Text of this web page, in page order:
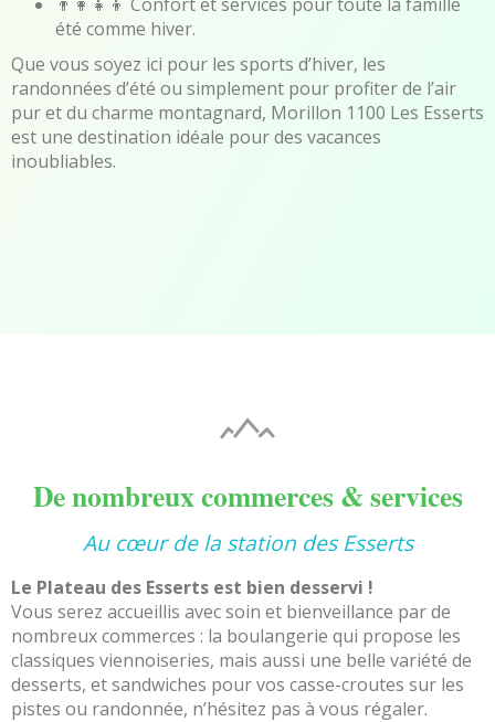
été comme hiver.
Que vous soyez ici pour les sports d’hiver, les
randonnées d’été ou simplement pour profiter de l’air
pur et du charme montagnard, Morillon 1100 Les Esserts
est une destination idéale pour des vacances
inoubliables.
De nombreux commerces & services
Au cœur de la station des Esserts
Le Plateau des Esserts est bien desservi !
Vous serez accueillis avec soin et bienveillance par de
nombreux commerces : la boulangerie qui propose les
classiques viennoiseries, mais aussi une belle variété de
desserts, et sandwiches pour vos casse-croutes sur les
pistes ou randonnée, n’hésitez pas à vous régaler.